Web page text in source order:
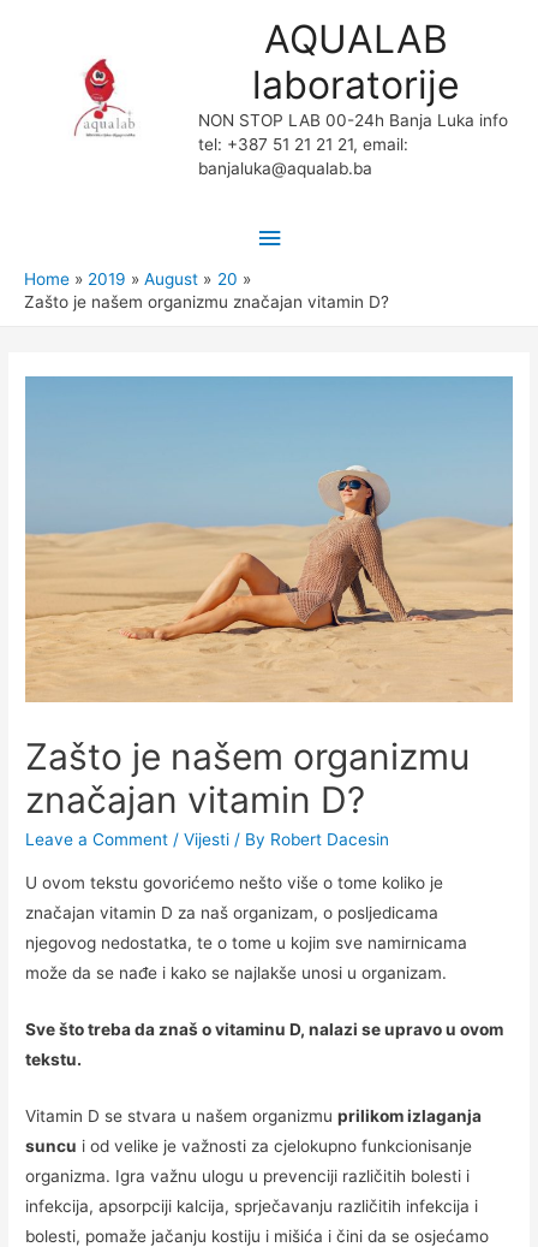
AQUALAB
laboratorije
NON STOP LAB 00-24h Banja Luka info
tel: +387 51 21 21 21, email:
banjaluka@aqualab.ba
Main
Menu
Home 2019 August
20
Zašto je našem organizmu značajan vitamin D?
Zašto je našem organizmu
značajan vitamin D?
Leave a Comment /Vijesti / By Robert Dacesin
U ovom tekstu govorićemo nešto više o tome koliko je
značajan vitamin D za naš organizam, o posljedicama
njegovog nedostatka, te o tome u kojim sve namirnicama
može da se nađe i kako se najlakše unosi u organizam.
Sve što treba da znaš o vitaminu D, nalazi se upravo u ovom
tekstu.
Vitamin D se stvara u našem organizmuprilikom izlaganja
suncu i od velike je važnosti za cjelokupno funkcionisanje
organizma. Igra važnu ulogu u prevenciji različitih bolesti i
infekcija, apsorpciji kalcija, sprječavanju različitih infekcija i
bolesti, pomaže jačanju kostiju i mišića i čini da se osjećamo